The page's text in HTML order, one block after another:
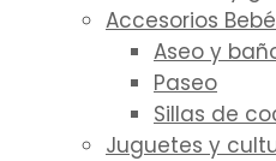
Accesorios
Aseo y
Paseo
Sillas de
Juguetes y